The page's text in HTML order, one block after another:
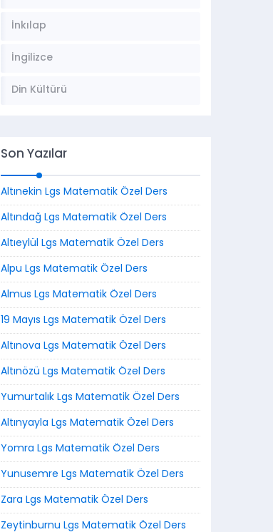
İnkılap
İngilizce
Din Kültürü
Son Yazılar
Altınekin Lgs Matematik Özel Ders
Altındağ Lgs Matematik Özel Ders
Altıeylül Lgs Matematik Özel Ders
Alpu Lgs Matematik Özel Ders
Almus Lgs Matematik Özel Ders
19 Mayıs Lgs Matematik Özel Ders
Altınova Lgs Matematik Özel Ders
Altınözü Lgs Matematik Özel Ders
Yumurtalık Lgs Matematik Özel Ders
Altınyayla Lgs Matematik Özel Ders
Yomra Lgs Matematik Özel Ders
Yunusemre Lgs Matematik Özel Ders
Zara Lgs Matematik Özel Ders
Zeytinburnu Lgs Matematik Özel Ders